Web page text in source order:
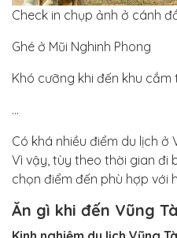
Check in chụp ảnh ở cánh
Ghé ở Mũi Nghinh Phong
Khó cưỡng khi đến khu
…
Có khá nhiều điểm du lịch ở
Vì vậy, tùy theo thời gian đi
chọn điểm đến phù hợp với
Ăn gì khi đến Vũng